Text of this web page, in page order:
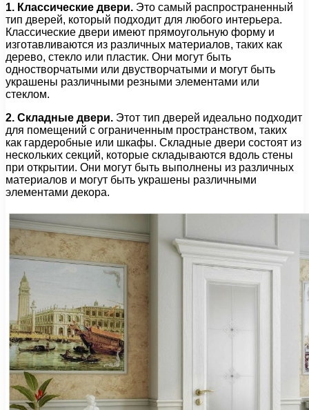
1. Классические двери. Это самый распространенный
тип дверей, который подходит для любого интерьера.
Классические двери имеют прямоугольную форму и
изготавливаются из различных материалов, таких как
дерево, стекло или пластик. Они могут быть
одностворчатыми или двустворчатыми и могут быть
украшены различными резными элементами или
стеклом.
2. Складные двери. Этот тип дверей идеально подходит
для помещений с ограниченным пространством, таких
как гардеробные или шкафы. Складные двери состоят из
нескольких секций, которые складываются вдоль стены
при открытии. Они могут быть выполнены из различных
материалов и могут быть украшены различными
элементами декора.